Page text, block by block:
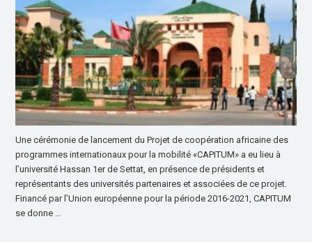
Une cérémonie de lancement du Projet de coopération africaine des
programmes internationaux pour la mobilité «CAPITUM» a eu lieu à
l’université Hassan 1er de Settat, en présence de présidents et
représentants des universités partenaires et associées de ce projet.
Financé par l’Union européenne pour la période 2016-2021, CAPITUM
se donne …